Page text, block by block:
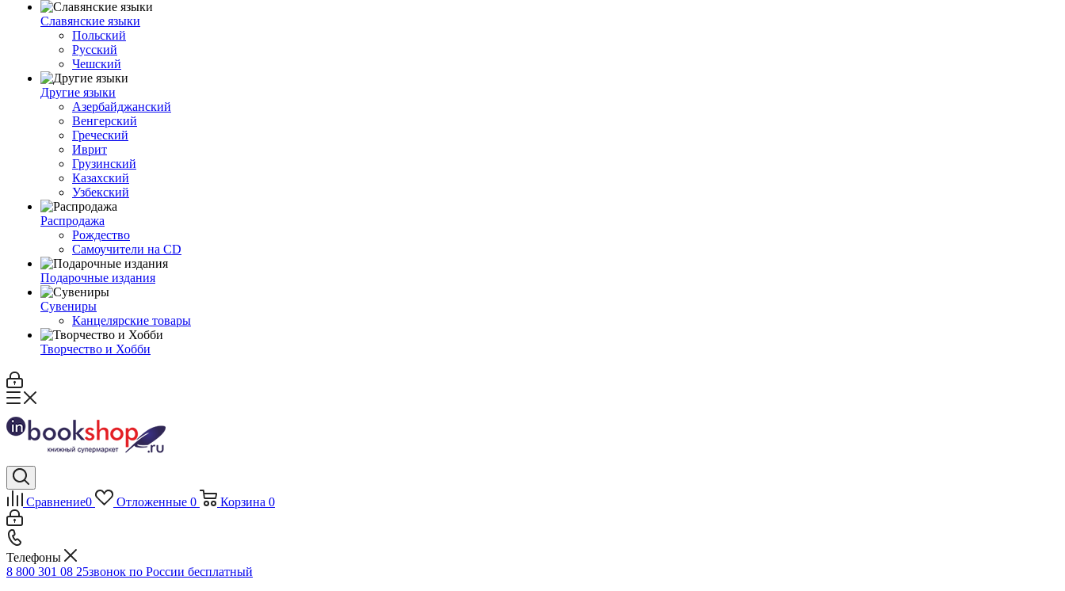
Славянские языки
Польский
Русский
Чешский
Другие языки
Азербайджанский
Венгерский
Греческий
Иврит
Грузинский
Казахский
Узбекский
Распродажа
Рождество
Самоучители на CD
Подарочные издания
Сувениры
Канцелярские товары
Творчество и Хобби
Сравнение0 Отложенные 0 Корзина 0
Телефоны
8 800 301 08 25звонок по России бесплатный